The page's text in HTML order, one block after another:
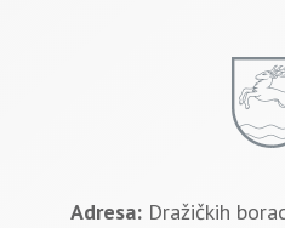
Adresa: Dražičkih